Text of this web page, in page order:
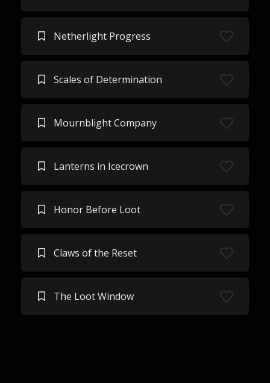
Netherlight Progress
Scales of Determination
Mournblight Company
Lanterns in Icecrown
Honor Before Loot
Claws of the Reset
The Loot Window